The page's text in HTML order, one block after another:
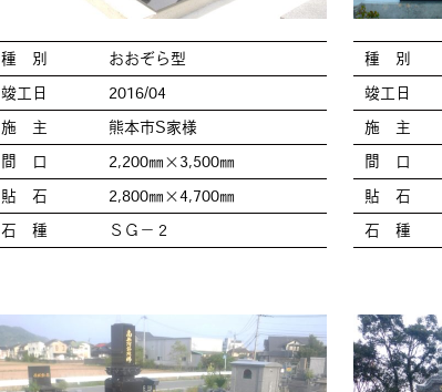
種 別 おおぞら型
竣工日 2016/04
施 主 熊本市S家様
間 口 2,200㎜×3,500㎜
貼 石 2,800㎜×4,700㎜
石 種 ＳＧ－２
種 別
竣工日
施 主
間 口
貼 石
石 種